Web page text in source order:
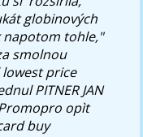
globinových
napotom tohle,"
smolnou
price
PITNER JAN
opìt
buy